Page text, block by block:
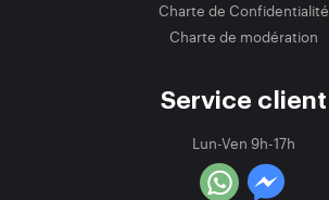
Charte de Confidentialité
Charte de modération
Service client
Lun-Ven 9h-17h